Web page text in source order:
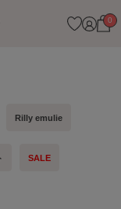
0
Rilly emulie
SALE